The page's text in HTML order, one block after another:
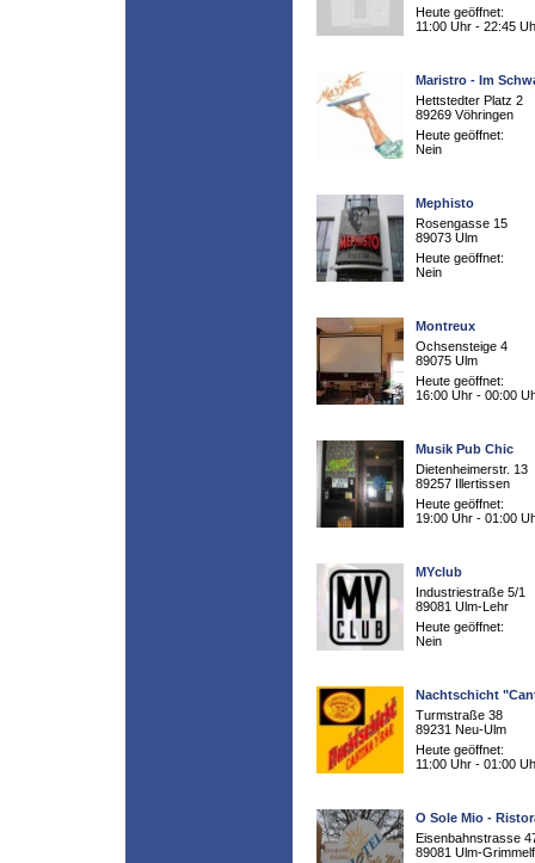
Heute geöffnet:
11:00 Uhr - 22:45
Maristro - Im
Hettstedter Platz 2
89269 Vöhringen
Heute geöffnet:
Nein
Mephisto
Rosengasse 15
89073 Ulm
Heute geöffnet:
Nein
Montreux
Ochsensteige 4
89075 Ulm
Heute geöffnet:
16:00 Uhr - 00:00
Musik Pub Chic
Dietenheimerstr. 13
89257 Illertissen
Heute geöffnet:
19:00 Uhr - 01:00
MYclub
Industriestraße 5/1
89081 Ulm-Lehr
Heute geöffnet:
Nein
Nachtschicht
Turmstraße 38
89231 Neu-Ulm
Heute geöffnet:
11:00 Uhr - 01:00
O Sole Mio -
Eisenbahnstrasse
89081 Ulm-